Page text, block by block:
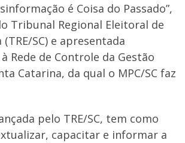
é Coisa do Passado”,
Tribunal Regional Eleitoral de
SC) e apresentada
Rede de Controle da Gestão
Catarina, da qual o MPC/SC faz
pelo TRE/SC, tem como
capacitar e informar a